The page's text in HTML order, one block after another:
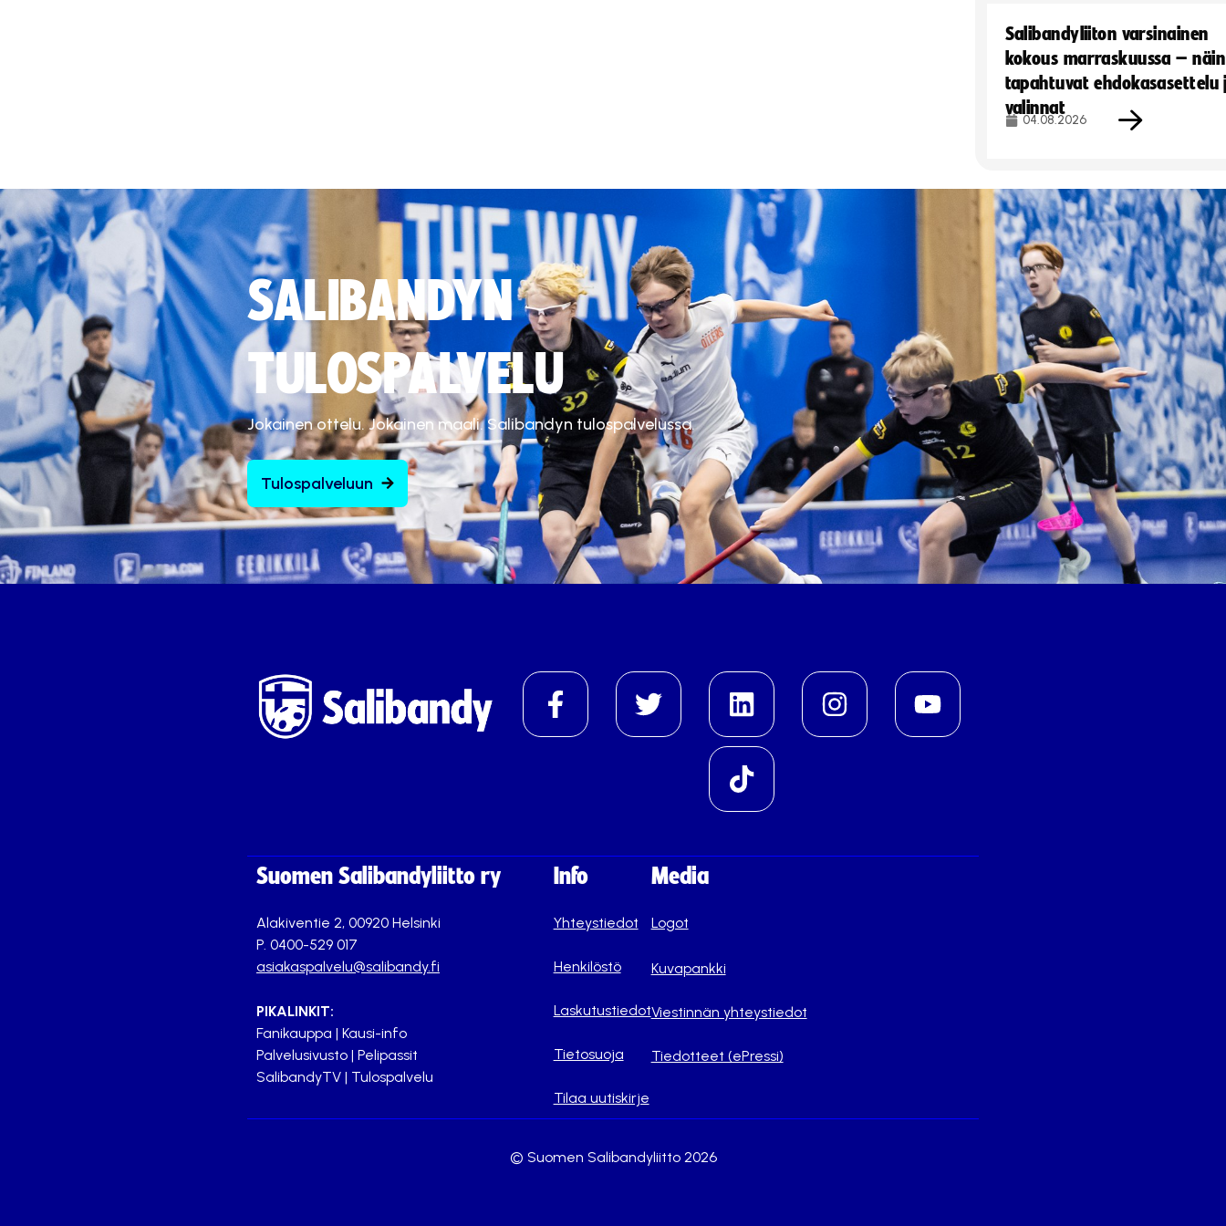
Salibandyliiton varsinainen
kokous marraskuussa – näin
tapahtuvat ehdokasasettelu
valinnat
04.08.2026
SALIBANDYN
TULOSPALVELU
Jokainen ottelu. Jokainen maali. Salibandyn tulospalvelussa.
Tulospalveluun
Suomen Salibandyliitto ry
Alakiventie 2, 00920 Helsinki
P. 0400-529 017
asiakaspalvelu@salibandy.fi
PIKALINKIT:
Fanikauppa | Kausi-info
Palvelusivusto | Pelipassit
SalibandyTV | Tulospalvelu
Info
Yhteystiedot
Henkilöstö
Laskutustiedot
Tietosuoja
Tilaa uutiskirje
Media
Logot
Kuvapankki
Viestinnän yhteystiedot
Tiedotteet (ePressi)
© Suomen Salibandyliitto 2026